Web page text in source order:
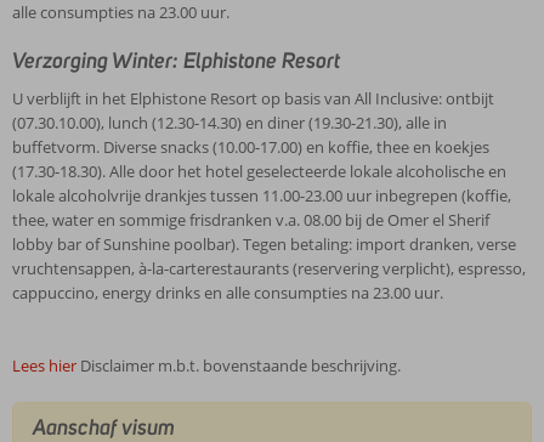
alle consumpties na 23.00 uur.
Verzorging Winter: Elphistone Resort
U verblijft in het Elphistone Resort op basis van All Inclusive: ontbijt
(07.30.10.00), lunch (12.30-14.30) en diner (19.30-21.30), alle in
buffetvorm. Diverse snacks (10.00-17.00) en koffie, thee en koekjes
(17.30-18.30). Alle door het hotel geselecteerde lokale alcoholische en
lokale alcoholvrije drankjes tussen 11.00-23.00 uur inbegrepen (koffie,
thee, water en sommige frisdranken v.a. 08.00 bij de Omer el Sherif
lobby bar of Sunshine poolbar). Tegen betaling: import dranken, verse
vruchtensappen, à-la-carterestaurants (reservering verplicht), espresso,
cappuccino, energy drinks en alle consumpties na 23.00 uur.
Lees hier Disclaimer m.b.t. bovenstaande beschrijving.
Aanschaf visum